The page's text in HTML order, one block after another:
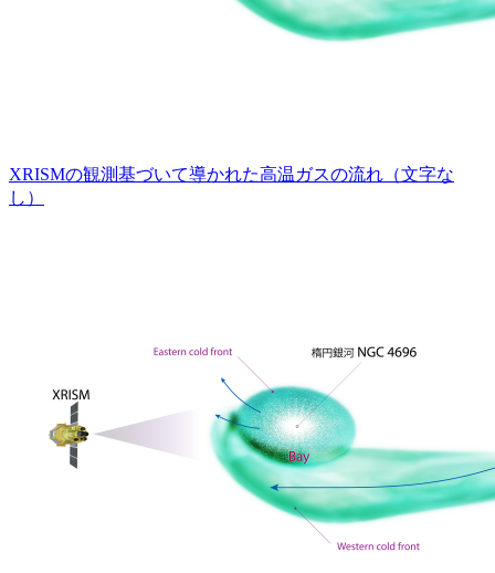
XRISMの観測基づいて導かれた高温ガスの流れ（文字な
し）